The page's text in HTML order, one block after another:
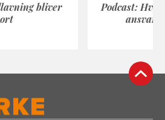
bliver
Podcast: